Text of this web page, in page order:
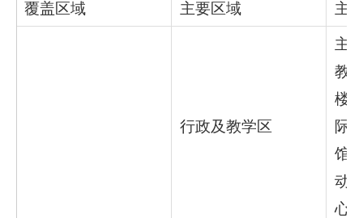
覆盖区域 主要区域 主
行政及教学区
主
教
楼
际
馆
动
心